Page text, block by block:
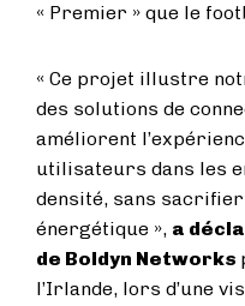
« Premier » que le
« Ce projet illustre
des solutions de
améliorent
utilisateurs dans les
densité, sans
énergétique », a
de Boldyn Networks
l’Irlande, lors d’une